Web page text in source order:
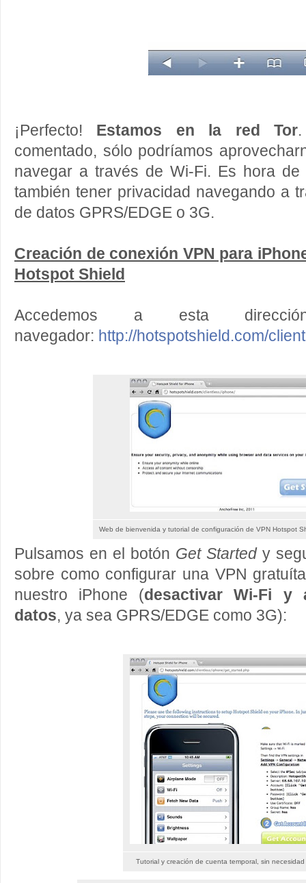
¡Perfecto! Estamos en la red Tor.
comentado, sólo podríamos
navegar a través de Wi-Fi. Es hora
también tener privacidad navegando a
de datos GPRS/EDGE o 3G.
Creación de conexión VPN para
Hotspot Shield
Accedemos a esta
navegador: http://hotspotshield.com/
Web de bienvenida y tutorial de configuración de VPN Hotspot
Pulsamos en el botón Get Started y
sobre como configurar una VPN
nuestro iPhone (desactivar Wi-Fi y
datos, ya sea GPRS/EDGE como 3G):
Tutorial y creación de cuenta temporal, sin